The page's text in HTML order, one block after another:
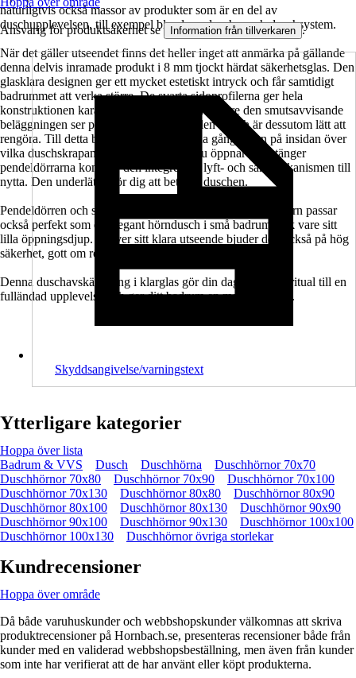
naturligtvis också massor av produkter som är en del av
duschupplevelsen, till exempel blandare, duschar och duschsystem.
När det gäller utseendet finns det heller inget att anmärka på gällande
denna delvis inramade produkt i 8 mm tjockt härdat säkerhetsglas. Den
glasklara designen ger ett mycket estetiskt intryck och får samtidigt
badrummet att verka större. De svarta sidoprofilerna ger hela
konstruktionen karaktär och stabilitet. Tack vare den smutsavvisande
beläggningen ser produkten alltid välhållen ut och är dessutom lätt att
rengöra. Till detta bidrar också de infällda gångjärnen på insidan över
vilka duschskrapan elegant glider. När du öppnar och stänger
pendeldörrarna kommer den integrerade lyft- och sänkmekanismen till
nytta. Den underlättar för dig att beträda duschen.
Pendeldörren och sidoväggen i serien SETTE från Jungborn passar
också perfekt som en elegant hörndusch i små badrum tack vare sitt
lilla öppningsdjup. Utöver sitt klara utseende bjuder den också på hög
säkerhet, gott om rörelsefrihet och komfort.
Denna duschavskärmning i klarglas gör din dagliga duschritual till en
fulländad upplevelse och ger ditt badrum en modern touch.
Ansvarig för produktsäkerhet se Information från tillverkaren .
Skyddsangivelse/varningstext
Ytterligare kategorier
Hoppa över lista
Badrum & VVS
Dusch Duschhörna
Duschhörnor 70x70
Duschhörnor 70x80
Duschhörnor 70x90
Duschhörnor 70x100
Duschhörnor 70x130
Duschhörnor 80x80
Duschhörnor 80x90
Duschhörnor 80x100
Duschhörnor 80x130
Duschhörnor 90x90
Duschhörnor 90x100
Duschhörnor 90x130
Duschhörnor 100x100
Duschhörnor 100x130
Duschhörnor övriga storlekar
Kundrecensioner
Hoppa över område
Då både varuhuskunder och webbshopskunder välkomnas att skriva
produktrecensioner på Hornbach.se, presenteras recensioner både från
kunder med en validerad webbshopsbeställning, men även från kunder
som inte har verifierat att de har använt eller köpt produkterna.